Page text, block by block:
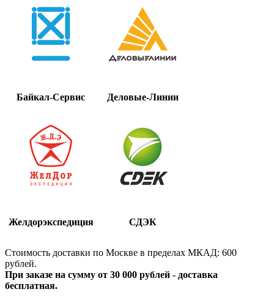
Байкал-Сервис Деловые-Линии
Желдорэкспедиция СДЭК
Стоимость доставки по Москве в пределах МКАД: 600
рублей.
При заказе на сумму от 30 000 рублей - доставка
бесплатная.